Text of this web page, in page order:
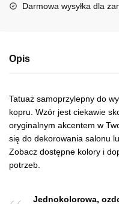
Darmowa wysyłka dla
Opis
Tatuaż samoprzylepny do
kopru. Wzór jest ciekawie
oryginalnym akcentem w
się do dekorowania salonu
Zobacz dostępne kolory i
potrzeb.
Jednokolorowa,